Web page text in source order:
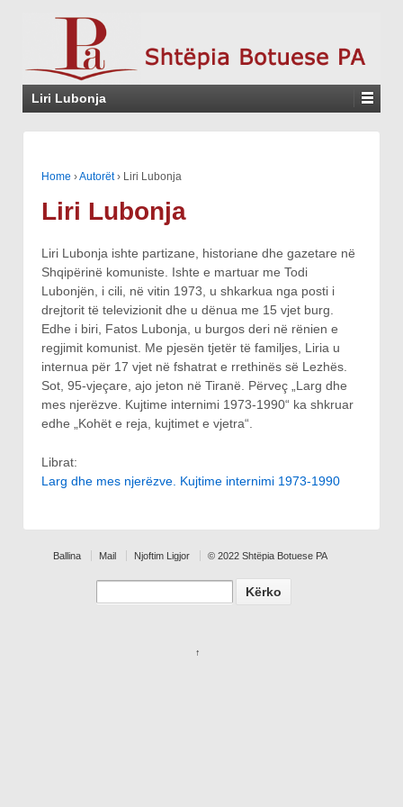
Liri Lubonja
Home ›Autorët › Liri Lubonja
Liri Lubonja
Liri Lubonja ishte partizane, historiane dhe gazetare në
Shqipërinë komuniste. Ishte e martuar me Todi
Lubonjën, i cili, në vitin 1973, u shkarkua nga posti i
drejtorit të televizionit dhe u dënua me 15 vjet burg.
Edhe i biri, Fatos Lubonja, u burgos deri në rënien e
regjimit komunist. Me pjesën tjetër të familjes, Liria u
internua për 17 vjet në fshatrat e rrethinës së Lezhës.
Sot, 95-vjeçare, ajo jeton në Tiranë. Përveç „Larg dhe
mes njerëzve. Kujtime internimi 1973-1990“ ka shkruar
edhe „Kohët e reja, kujtimet e vjetra“.
Librat:
Larg dhe mes njerëzve. Kujtime internimi 1973-1990
Ballina Mail Njoftim Ligjor © 2022 Shtëpia Botuese PA
Search
↑